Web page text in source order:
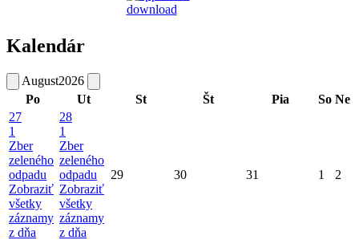
Kalendár
August2026
Po
Ut St Št Pia So Ne
27
1
Zber
zeleného
odpadu
Zobraziť
všetky
záznamy
z dňa
28
1
Zber
zeleného
odpadu
Zobraziť
všetky
záznamy
z dňa
29 30 31 1 2